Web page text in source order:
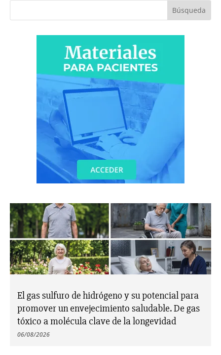
El gas sulfuro de hidrógeno y su potencial para
promover un envejecimiento saludable. De gas
tóxico a molécula clave de la longevidad
06/08/2026